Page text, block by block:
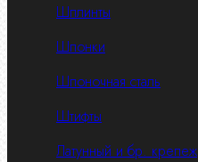
Шплинты
Шпонки
Шпоночная сталь
Штифты
Латунный и бр. крепеж